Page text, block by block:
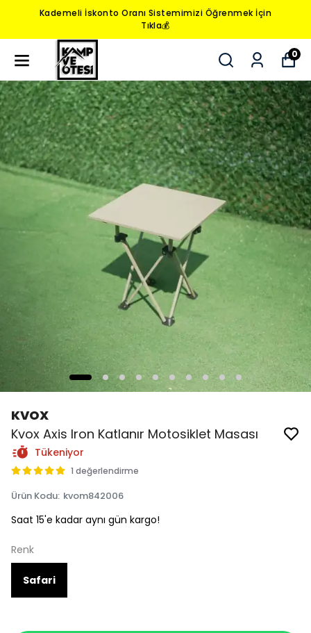
Kademeli İskonto Oranı Sistemimizi Öğrenmek İçin
Tıkla💰
0
KVOX
Kvox Axis Iron Katlanır Motosiklet Masası
Tükeniyor
1 değerlendirme
Ürün Kodu: kvom842006
Saat 15'e kadar aynı gün kargo!
Renk
Safari